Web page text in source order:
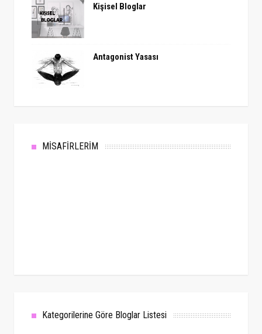
Kişisel Bloglar
Antagonist Yasası
MİSAFİRLERİM
Kategorilerine Göre Bloglar Listesi